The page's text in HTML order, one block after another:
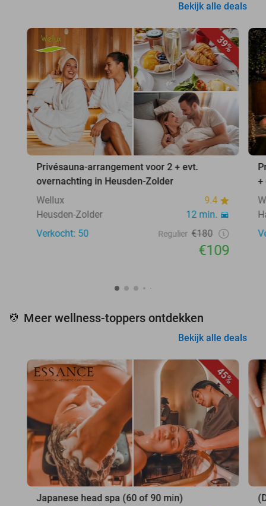
Bekijk alle deals
39%
Privésauna-arrangement voor 2 + evt.
overnachting in Heusden-Zolder
Wellux
9.4
Heusden-Zolder
12 min.
Verkocht: 50
Regulier €180
€109
+
💆 Meer wellness-toppers ontdekken
Bekijk alle deals
45%
Japanese head spa (60 of 90 min)